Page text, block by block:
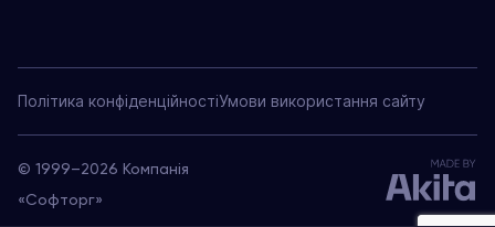
© 1999–2026 Компанія
«Софторг»
Політика конфіденційностіУмови використання сайту